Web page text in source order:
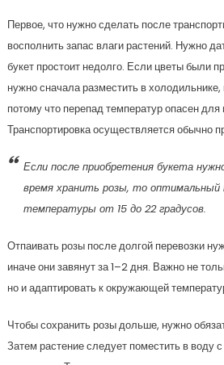
Первое, что нужно сделать после
восполнить запас влаги растений. Нужно
букет простоит недолго. Если цветы были
нужно сначала разместить в
потому что перепад температур опасен для
Транспортировка осуществляется обычно
Если после приобретения букета
время хранить розы, то оптимальный
температуры от 15 до 22 градусов.
Отпаивать розы после долгой перевозки
иначе они завянут за 1–2 дня. Важно не
но и адаптировать к окружающей
Чтобы сохранить розы дольше, нужно
Затем растение следует поместить в